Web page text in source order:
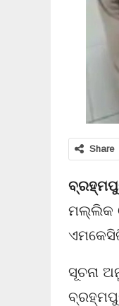
Share
ମଲ୍ଲିକ
ସୂଚନା